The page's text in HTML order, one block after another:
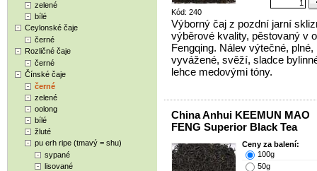
zelené
bílé
Ceylonské čaje
černé
Rozličné čaje
černé
Čínské čaje
černé
zelené
oolong
bílé
žluté
pu erh ripe (tmavý = shu)
sypané
lisované
Kód: 240
Výborný čaj z pozdní jarní
výběrové kvality, pěstovaný v
Fengqing. Nálev výtečné, plné,
vyvážené, svěží, sladce
lehce medovými tóny.
China Anhui KEEMUN MAO
FENG Superior Black Tea
Ceny za balení:
100g
50g